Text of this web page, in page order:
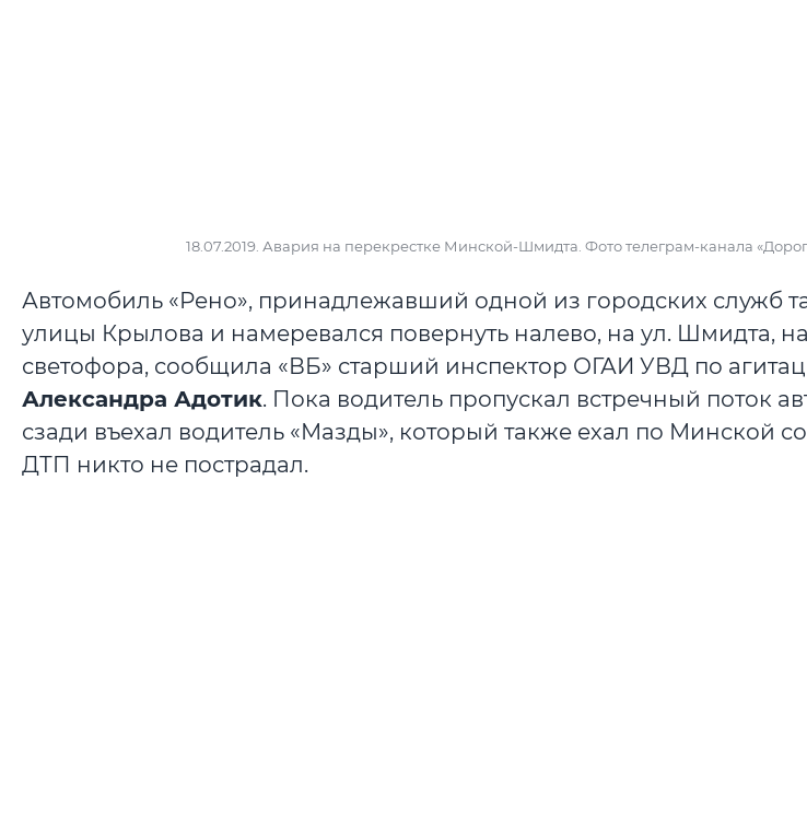
18.07.2019. Авария на перекрестке Минской-Шмидта. Фото телеграм-канала
Автомобиль «Рено», принадлежавший одной из городских служб
улицы Крылова и намеревался повернуть налево, на ул. Шмидта,
светофора, сообщила «ВБ» старший инспектор ОГАИ УВД по
Александра Адотик. Пока водитель пропускал встречный поток
сзади въехал водитель «Мазды», который также ехал по Минской
ДТП никто не пострадал.